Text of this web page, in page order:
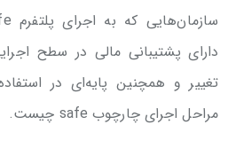
دارای پشتیبانی مالی در سطح
مراحل اجرای چارچوب safe چیست.